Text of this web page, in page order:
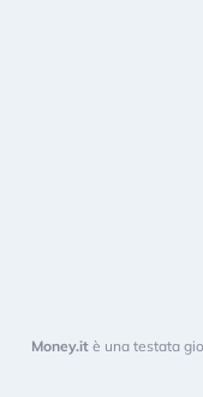
Money.it è una testata